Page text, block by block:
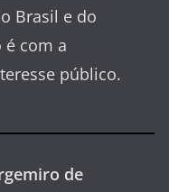
Brasil e do
com a
público.
de